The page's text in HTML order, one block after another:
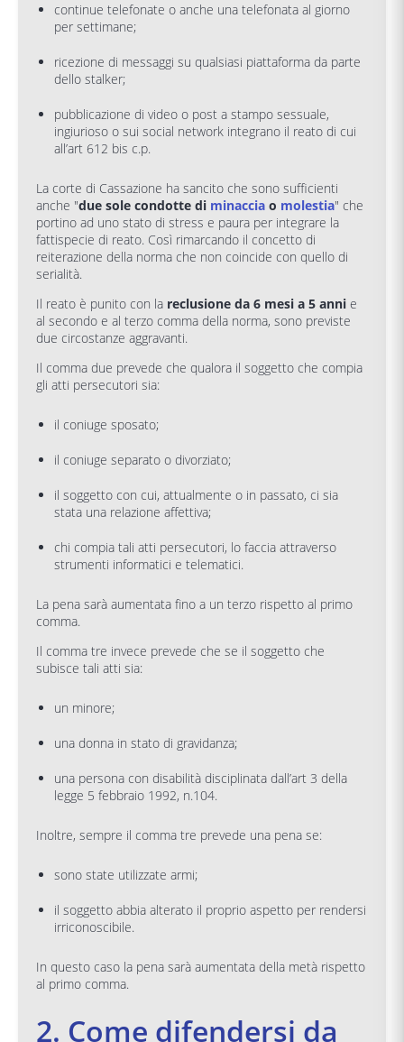
continue telefonate o anche una telefonata al giorno
per settimane;
ricezione di messaggi su qualsiasi piattaforma da parte
dello stalker;
pubblicazione di video o post a stampo sessuale,
ingiurioso o sui social network integrano il reato di cui
all’art 612 bis c.p.
La corte di Cassazione ha sancito che sono sufficienti
anche "due sole condotte di minaccia o molestia" che
portino ad uno stato di stress e paura per integrare la
fattispecie di reato. Così rimarcando il concetto di
reiterazione della norma che non coincide con quello di
serialità.
Il reato è punito con la reclusione da 6 mesi a 5 anni e
al secondo e al terzo comma della norma, sono previste
due circostanze aggravanti.
Il comma due prevede che qualora il soggetto che compia
gli atti persecutori sia:
il coniuge sposato;
il coniuge separato o divorziato;
il soggetto con cui, attualmente o in passato, ci sia
stata una relazione affettiva;
chi compia tali atti persecutori, lo faccia attraverso
strumenti informatici e telematici.
La pena sarà aumentata fino a un terzo rispetto al primo
comma.
Il comma tre invece prevede che se il soggetto che
subisce tali atti sia:
un minore;
una donna in stato di gravidanza;
una persona con disabilità disciplinata dall’art 3 della
legge 5 febbraio 1992, n.104.
Inoltre, sempre il comma tre prevede una pena se:
sono state utilizzate armi;
il soggetto abbia alterato il proprio aspetto per rendersi
irriconoscibile.
In questo caso la pena sarà aumentata della metà rispetto
al primo comma.
2. Come difendersi da